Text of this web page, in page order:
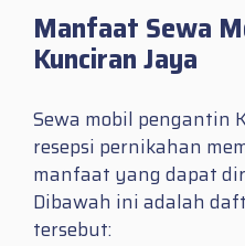
Manfaat Sewa
Kunciran Jaya
Sewa mobil pengantin
resepsi pernikahan
manfaat yang dapat
Dibawah ini adalah
tersebut: